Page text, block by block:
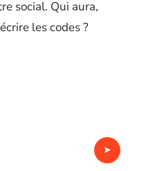
social. Qui aura,
les codes ?